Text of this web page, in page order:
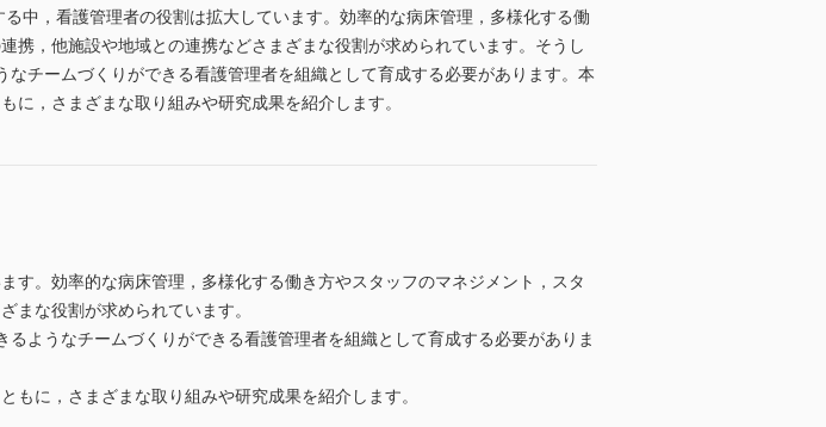
中，看護管理者の役割は拡大しています。効率的な病床管理，多様化する働
携，他施設や地域との連携などさまざまな役割が求められています。そうし
チームづくりができる看護管理者を組織として育成する必要があります。本
に，さまざまな取り組みや研究成果を紹介します。
す。効率的な病床管理，多様化する働き方やスタッフのマネジメント，スタ
まな役割が求められています。
ようなチームづくりができる看護管理者を組織として育成する必要がありま
に，さまざまな取り組みや研究成果を紹介します。